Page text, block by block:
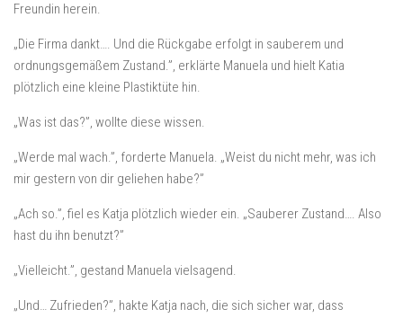
Freundin herein.
„Die Firma dankt…. Und die Rückgabe erfolgt in sauberem und
ordnungsgemäßem Zustand.”, erklärte Manuela und hielt Katia
plötzlich eine kleine Plastiktüte hin.
„Was ist das?”, wollte diese wissen.
„Werde mal wach.”, forderte Manuela. „Weist du nicht mehr, was ich
mir gestern von dir geliehen habe?”
„Ach so.”, fiel es Katja plötzlich wieder ein. „Sauberer Zustand…. Also
hast du ihn benutzt?”
„Vielleicht.”, gestand Manuela vielsagend.
„Und… Zufrieden?”, hakte Katja nach, die sich sicher war, dass